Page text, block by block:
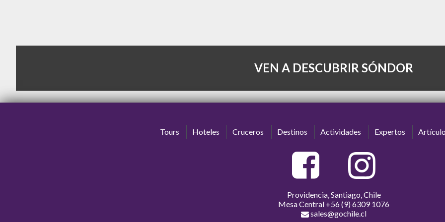
VEN A DESCUBRIR SÓNDOR
Tours Hoteles Cruceros Destinos Actividades Expertos
Providencia, Santiago, Chile
Mesa Central +56 (9) 6309 1076
sales@gochile.cl